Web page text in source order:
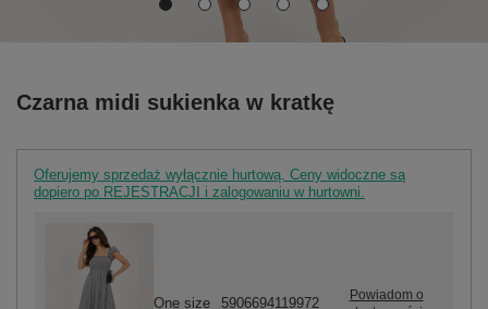
Czarna midi sukienka w kratkę
Oferujemy sprzedaż wyłącznie hurtową. Ceny widoczne są
dopiero po REJESTRACJI i zalogowaniu w hurtowni.
One size 5906694119972
Powiadom o